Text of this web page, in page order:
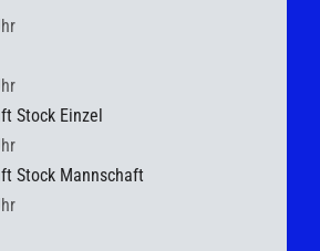
Stock Einzel
Stock Mannschaft